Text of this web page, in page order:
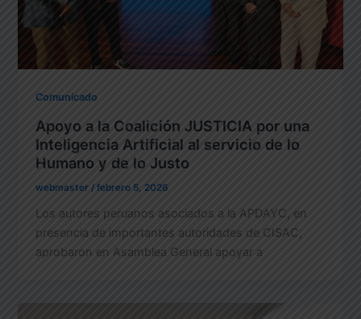
Comunicado
Apoyo a la Coalición JUSTICIA por una
Inteligencia Artificial al servicio de lo
Humano y de lo Justo
webmaster /febrero 5, 2026
Los autores peruanos asociados a la APDAYC, en
presencia de importantes autoridades de CISAC,
aprobaron en Asamblea General apoyar a